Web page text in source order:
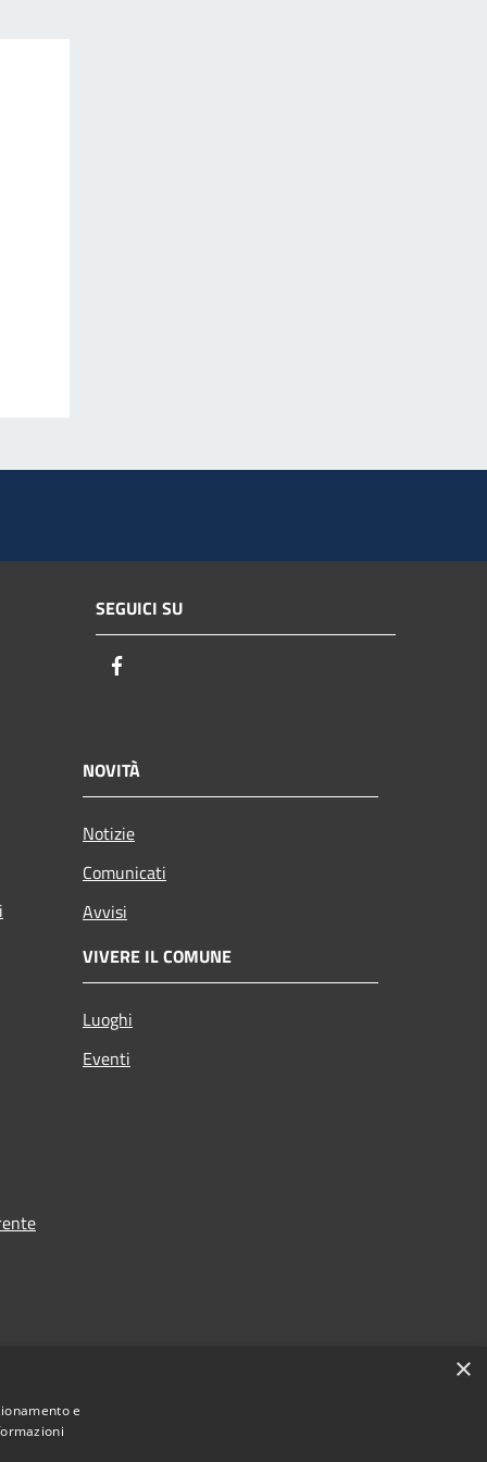
SEGUICI SU
NOVITÀ
Notizie
Comunicati
Avvisi
VIVERE IL COMUNE
Luoghi
Eventi
×
e